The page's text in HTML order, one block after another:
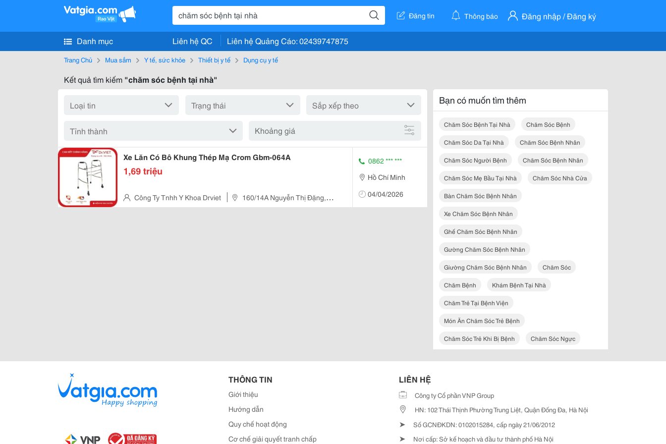
Đăng tin Thông báo Đăng nhập / Đăng ký
Danh mục Liên hệ QC Liên hệ Quảng Cáo: 02439747875
Trang Chủ Mua sắm Y tế, sức khỏe Thiết bị y tế Dụng cụ y tế
Kết quả tìm kiếm "chăm sóc bệnh tại nhà"
Khoảng giá
Xe Lăn Có Bô Khung Thép Mạ Crom Gbm-064A
1,69 triệu
Công Ty Tnhh Y Khoa Drviet
160/14A Nguyễn Thị Đặng,
Kp1, Phường Tân Thới Hiệp, Tp.hcm
0862 *** ***
Hồ Chí Minh
04/04/2026
Bạn có muốn tìm thêm
Chăm Sóc Bệnh Tại Nhà Chăm Sóc Bệnh
Chăm Sóc Da Tại Nhà Chăm Sóc Bệnh Nhân
Chăm Sóc Người Bệnh Chăm Sóc Bệnh Nhân
Chăm Sóc Mẹ Bầu Tại Nhà Chăm Sóc Nhà Cửa
Bàn Chăm Sóc Bệnh Nhân
Xe Chăm Sóc Bệnh Nhân
Ghế Chăm Sóc Bệnh Nhân
Gường Chăm Sóc Bệnh Nhân
Giường Chăm Sóc Bệnh Nhân Chăm Sóc
Chăm Bệnh Khám Bệnh Tại Nhà
Chăm Trẻ Tại Bệnh Viện
Món Ăn Chăm Sóc Trẻ Bệnh
Chăm Sóc Trẻ Khi Bị Bệnh Chăm Sóc Ngực
THÔNG TIN
Giới thiệu
Hướng dẫn
Quy chế hoạt động
Cơ chế giải quyết tranh chấp
LIÊN HỆ
Công ty Cổ phần VNP Group
HN: 102 Thái Thịnh Phường Trung Liệt, Quận Đống Đa, Hà Nội
➤ Số GCNĐKDN: 0102015284, cấp ngày 21/06/2012
➤ Nơi cấp: Sở kế hoạch và đầu tư thành phố Hà Nội